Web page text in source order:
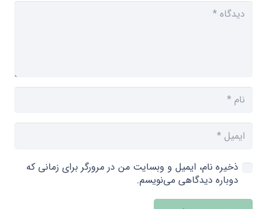
ذخیره نام، ایمیل و وبسایت من در مرورگر برای زمانی که
دوباره دیدگاهی می‌نویسم.